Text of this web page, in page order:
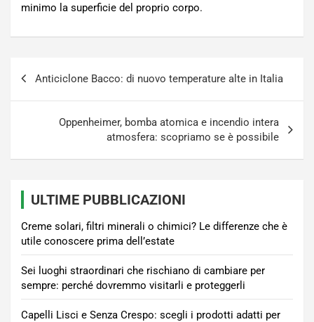
minimo la superficie del proprio corpo.
Anticiclone Bacco: di nuovo temperature alte in Italia
Oppenheimer, bomba atomica e incendio intera
atmosfera: scopriamo se è possibile
ULTIME PUBBLICAZIONI
Creme solari, filtri minerali o chimici? Le differenze che è
utile conoscere prima dell’estate
Sei luoghi straordinari che rischiano di cambiare per
sempre: perché dovremmo visitarli e proteggerli
Capelli Lisci e Senza Crespo: scegli i prodotti adatti per